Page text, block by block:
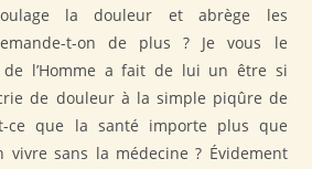
la douleur et abrège les
t-on de plus ? Je vous le
de l’Homme a fait de lui un être si
de douleur à la simple piqûre de
ce que la santé importe plus que
vivre sans la médecine ? Évidement